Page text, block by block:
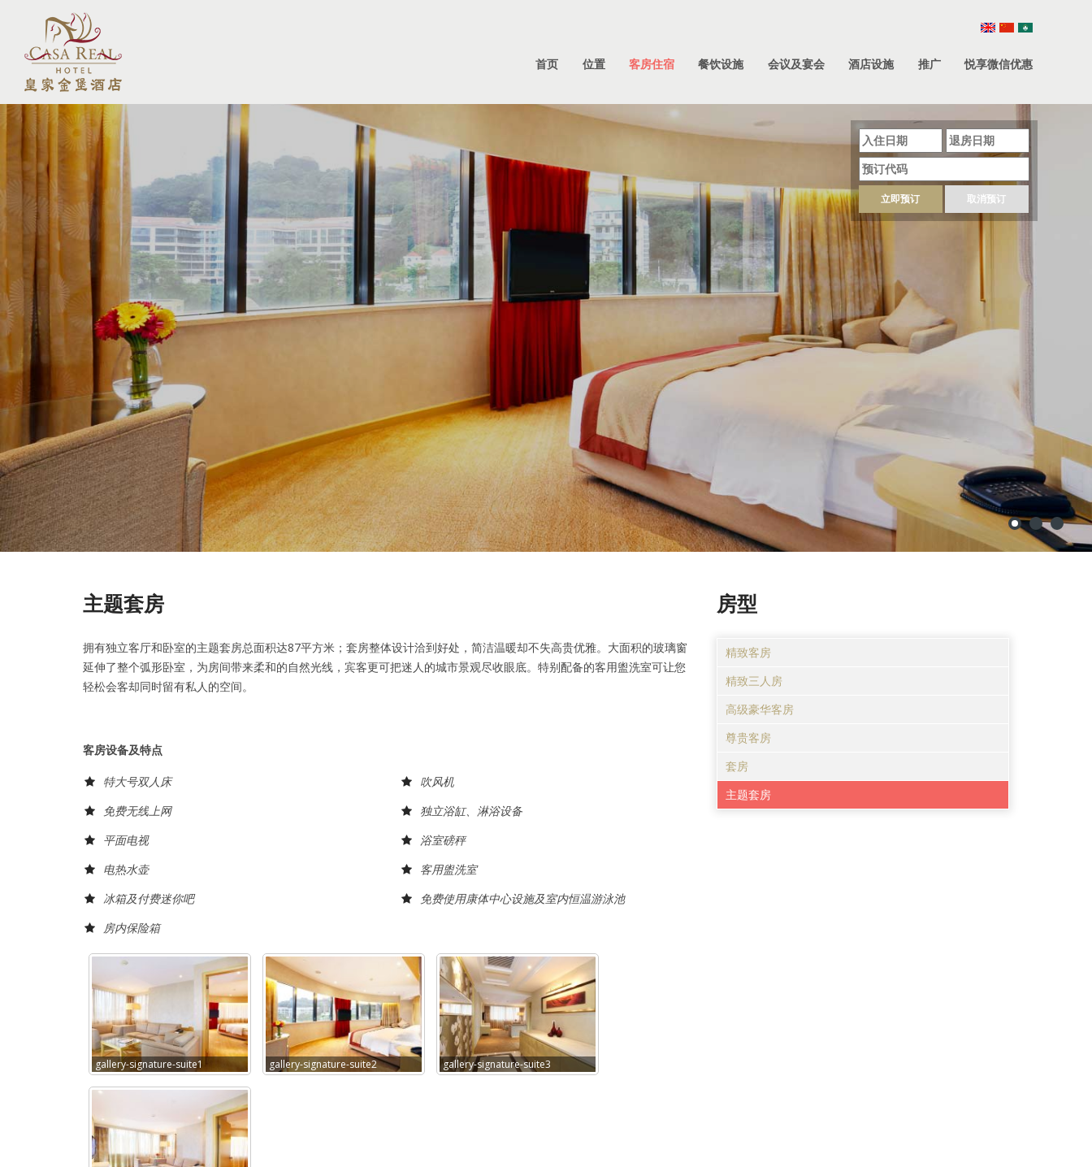
首页 位置 客房住宿 餐饮设施 会议及宴会 酒店设施 推广 悦享微信优惠
立即预订 取消预订
主题套房
拥有独立客厅和卧室的主题套房总面积达87平方米；套房整体设计洽到好处，简洁温暖却不失高贵优雅。大面积的玻璃窗
延伸了整个弧形卧室，为房间带来柔和的自然光线，宾客更可把迷人的城市景观尽收眼底。特别配备的客用盥洗室可让您
轻松会客却同时留有私人的空间。
客房设备及特点
特大号双人床
免费无线上网
平面电视
电热水壶
冰箱及付费迷你吧
房内保险箱
吹风机
独立浴缸、淋浴设备
浴室磅秤
客用盥洗室
免费使用康体中心设施及室内恒温游泳池
gallery-signature-suite1 gallery-signature-suite2 gallery-signature-suite3
房型
精致客房
精致三人房
高级豪华客房
尊贵客房
套房
主题套房